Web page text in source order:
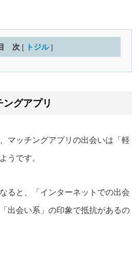
次 [ トジル ]
グアプリ
マッチングアプリの出会いは「軽
うです。
ると、 「インターネットでの出会
出会い系」の印象で抵抗があるの